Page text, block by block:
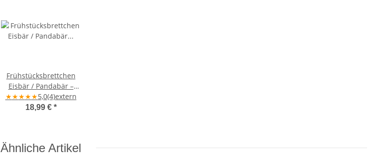
Frühstücksbrettchen
Eisbär / Pandabär –
Ahornholz
★★★★★5,0(4)extern
18,99 € *
Ähnliche Artikel